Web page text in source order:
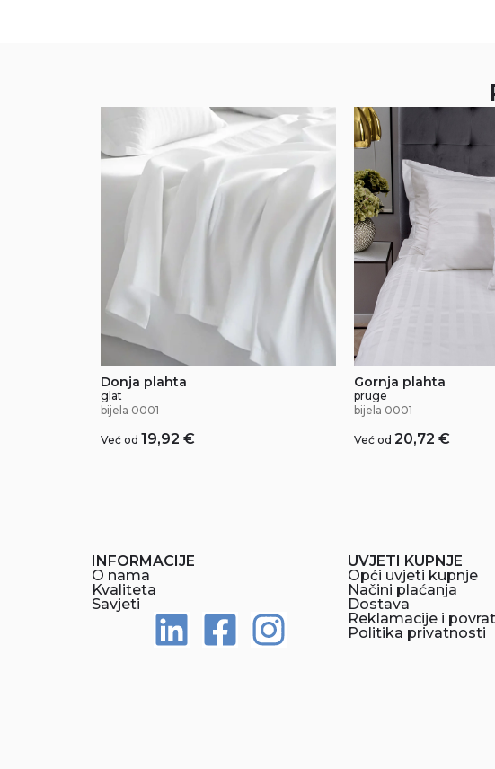
Donja plahta
glat
bijela 0001
Već od 19,92 €
Gornja plahta
pruge
bijela 0001
Već od 20,72 €
INFORMACIJE
O nama
Kvaliteta
Savjeti
UVJETI KUPNJE
Opći uvjeti kupnje
Načini plaćanja
Dostava
Reklamacije i povrat
Politika privatnosti